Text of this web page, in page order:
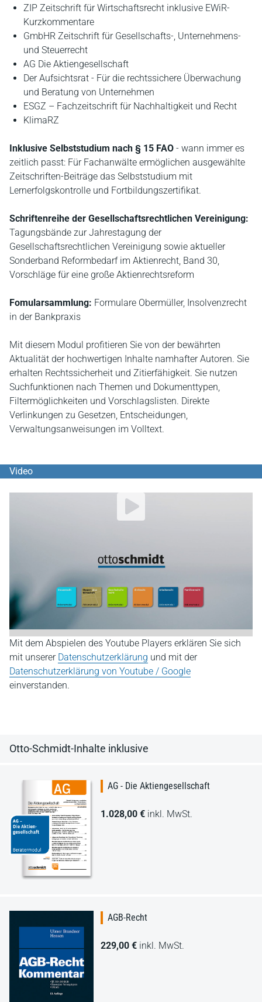
ZIP Zeitschrift für Wirtschaftsrecht inklusive EWiR-
Kurzkommentare
GmbHR Zeitschrift für Gesellschafts-, Unternehmens-
und Steuerrecht
AG Die Aktiengesellschaft
Der Aufsichtsrat - Für die rechtssichere Überwachung
und Beratung von Unternehmen
ESGZ – Fachzeitschrift für Nachhaltigkeit und Recht
KlimaRZ
Inklusive Selbststudium nach § 15 FAO - wann immer es
zeitlich passt: Für Fachanwälte ermöglichen ausgewählte
Zeitschriften-Beiträge das Selbststudium mit
Lernerfolgskontrolle und Fortbildungszertifikat.
Schriftenreihe der Gesellschaftsrechtlichen Vereinigung:
Tagungsbände zur Jahrestagung der
Gesellschaftsrechtlichen Vereinigung sowie aktueller
Sonderband Reformbedarf im Aktienrecht, Band 30,
Vorschläge für eine große Aktienrechtsreform
Fomularsammlung: Formulare Obermüller, Insolvenzrecht
in der Bankpraxis
Mit diesem Modul profitieren Sie von der bewährten
Aktualität der hochwertigen Inhalte namhafter Autoren. Sie
erhalten Rechtssicherheit und Zitierfähigkeit. Sie nutzen
Suchfunktionen nach Themen und Dokumenttypen,
Filtermöglichkeiten und Vorschlagslisten. Direkte
Verlinkungen zu Gesetzen, Entscheidungen,
Verwaltungsanweisungen im Volltext.
Video
Mit dem Abspielen des Youtube Players erklären Sie sich
mit unserer Datenschutzerklärung und mit der
Datenschutzerklärung von Youtube / Google
einverstanden.
Otto-Schmidt-Inhalte inklusive
AG - Die Aktiengesellschaft
1.028,00 € inkl. MwSt.
AGB-Recht
229,00 € inkl. MwSt.